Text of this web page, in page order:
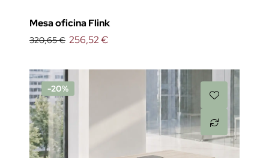
Mesa oficina Flink
320,65 € 256,52 €
-20%